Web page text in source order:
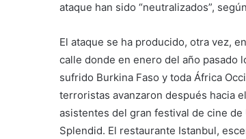
ataque han sido “neutralizados”,
El ataque se ha producido, otra vez,
calle donde en enero del año pasado
sufrido Burkina Faso y toda África
terroristas avanzaron después hacia
asistentes del gran festival de cine
Splendid. El restaurante Istanbul,